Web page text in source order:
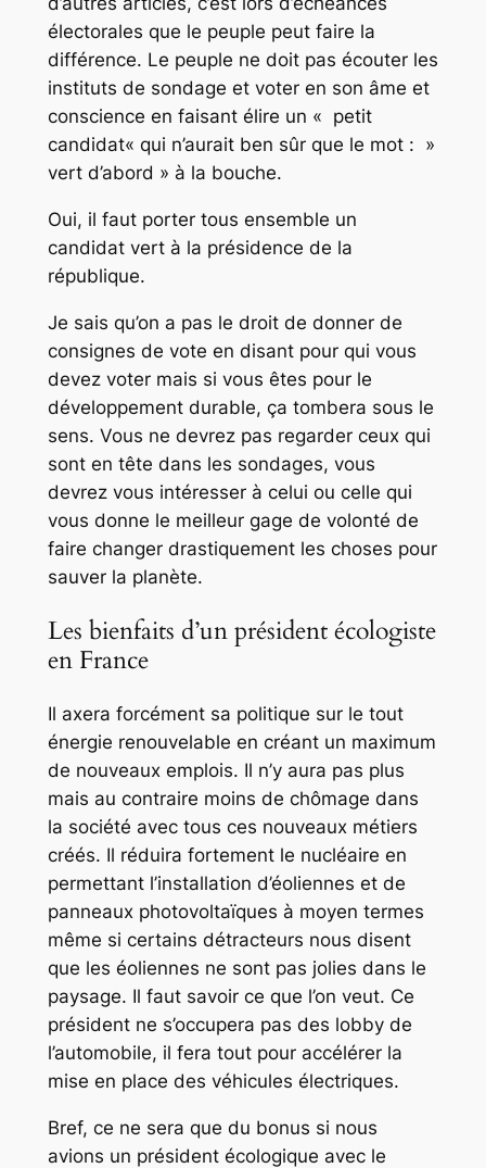
électorales que le peuple peut faire la
différence. Le peuple ne doit pas écouter les
instituts de sondage et voter en son âme et
conscience en faisant élire un « petit
candidat« qui n’aurait ben sûr que le mot : »
vert d’abord » à la bouche.
Oui, il faut porter tous ensemble un
candidat vert à la présidence de la
république.
Je sais qu’on a pas le droit de donner de
consignes de vote en disant pour qui vous
devez voter mais si vous êtes pour le
développement durable, ça tombera sous le
sens. Vous ne devrez pas regarder ceux qui
sont en tête dans les sondages, vous
devrez vous intéresser à celui ou celle qui
vous donne le meilleur gage de volonté de
faire changer drastiquement les choses pour
sauver la planète.
Les bienfaits d’un président écologiste
en France
Il axera forcément sa politique sur le tout
énergie renouvelable en créant un maximum
de nouveaux emplois. Il n’y aura pas plus
mais au contraire moins de chômage dans
la société avec tous ces nouveaux métiers
créés. Il réduira fortement le nucléaire en
permettant l’installation d’éoliennes et de
panneaux photovoltaïques à moyen termes
même si certains détracteurs nous disent
que les éoliennes ne sont pas jolies dans le
paysage. Il faut savoir ce que l’on veut. Ce
président ne s’occupera pas des lobby de
l’automobile, il fera tout pour accélérer la
mise en place des véhicules électriques.
Bref, ce ne sera que du bonus si nous
avions un président écologique avec le